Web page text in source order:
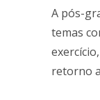
A pós-
temas
retorno